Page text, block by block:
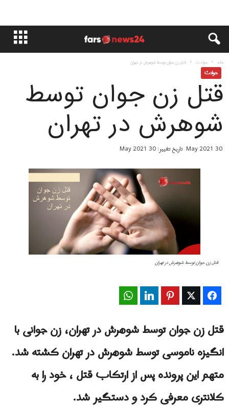
خانه حوادث قتل زن جوان توسط شوهرش در تهران
حوادث
قتل زن جوان توسط
شوهرش در تهران
30 May 2021 تاریخ تغییر: 30 May 2021
قتل زن جوان توسط شوهرش در تهران
Facebook
Twitter
Pinterest
LinkedIn
قتل زن جوان توسط شوهرش در تهران، زن جوانی با
انگیزه ناموسی توسط شوهرش در تهران کشته شد.
متهم این پرونده پس از ارتکاب قتل ، خود را به
کلانتری معرفی کرد و دستگیر شد.